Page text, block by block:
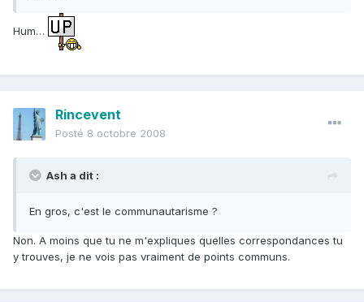
Hum…
Rincevent
Posté 8 octobre 2008
Ash a dit :
En gros, c'est le communautarisme ?
Non. A moins que tu ne m'expliques quelles correspondances tu
y trouves, je ne vois pas vraiment de points communs.